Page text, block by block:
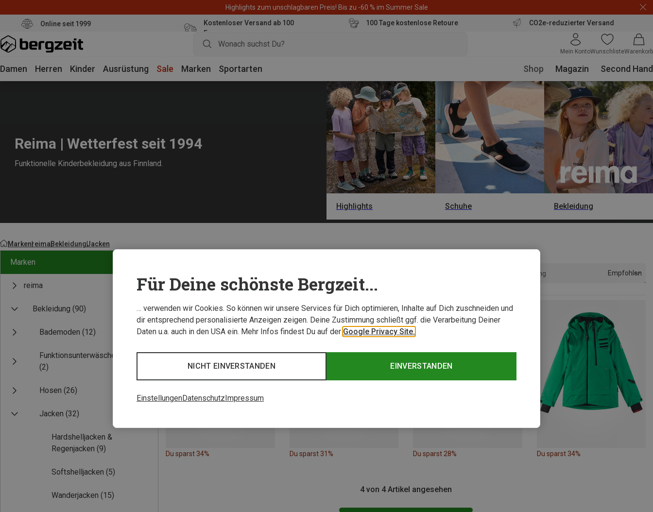
Highlights zum unschlagbaren Preis! Bis zu -60 % im Summer Sale
Online seit 1999
Kostenloser Versand ab 100
Euro
100 Tage kostenlose Retoure CO2e-reduzierter Versand
Mein KontoWunschlisteWarenkorb
Damen Herren Kinder Ausrüstung Sale Marken Sportarten Shop Magazin Second Hand
Reima | Wetterfest seit 1994
Funktionelle Kinderbekleidung aus Finnland.
Highlights Schuhe Bekleidung
MarkenreimaBekleidungJacken
Marken
reima
Bekleidung (90)
Bademoden (12)
Funktionsunterwäsche
(2)
Hosen (26)
Jacken (32)
Hardshelljacken &
Regenjacken (9)
Softshelljacken (5)
Wanderjacken (15)
Sortierung Empfohlen
Du sparst 34% Du sparst 31% Du sparst 28% Du sparst 34%
4 von 4 Artikel angesehen
Für Deine schönste Bergzeit...
… verwenden wir Cookies. So können wir unsere Services für Dich optimieren, Inhalte auf Dich zuschneiden und
dir entsprechend personalisierte Anzeigen zeigen. Deine Zustimmung schließt ggf. die Verarbeitung Deiner
Daten u.a. auch in den USA ein. Mehr Infos findest Du auf der Google Privacy Site.
EINVERSTANDEN
NICHT EINVERSTANDEN
EinstellungenDatenschutzImpressum